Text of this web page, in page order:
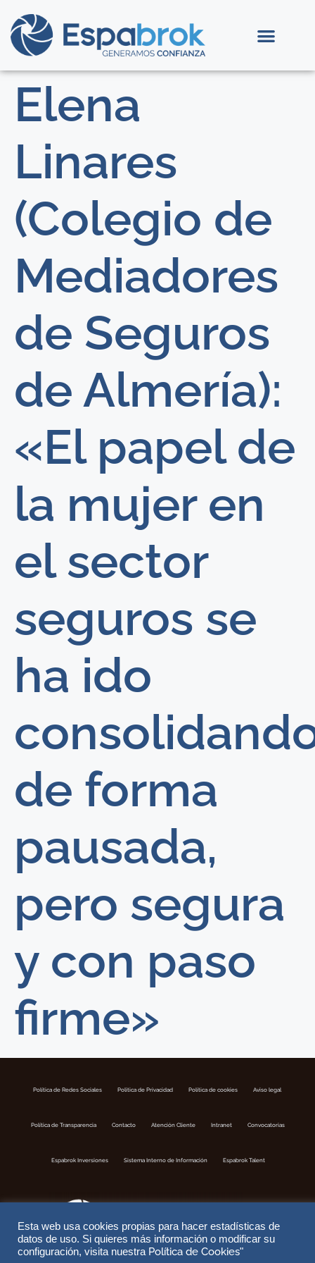
Elena
Linares
(Colegio de
Mediadores
de Seguros
de Almería):
«El papel de
la mujer en
el sector
seguros se
ha ido
de forma
pausada,
pero segura
y con paso
firme»
Política de Redes Sociales Politica de Privacidad Política de cookies Aviso legal
Política de Transparencia Contacto Atención Cliente Intranet Convocatorias
Espabrok Inversiones Sistema Interno de Información Espabrok Talent
Esta web usa cookies propias para hacer estadísticas de
datos de uso. Si quieres más información o modificar su
configuración, visita nuestra Política de Cookies"